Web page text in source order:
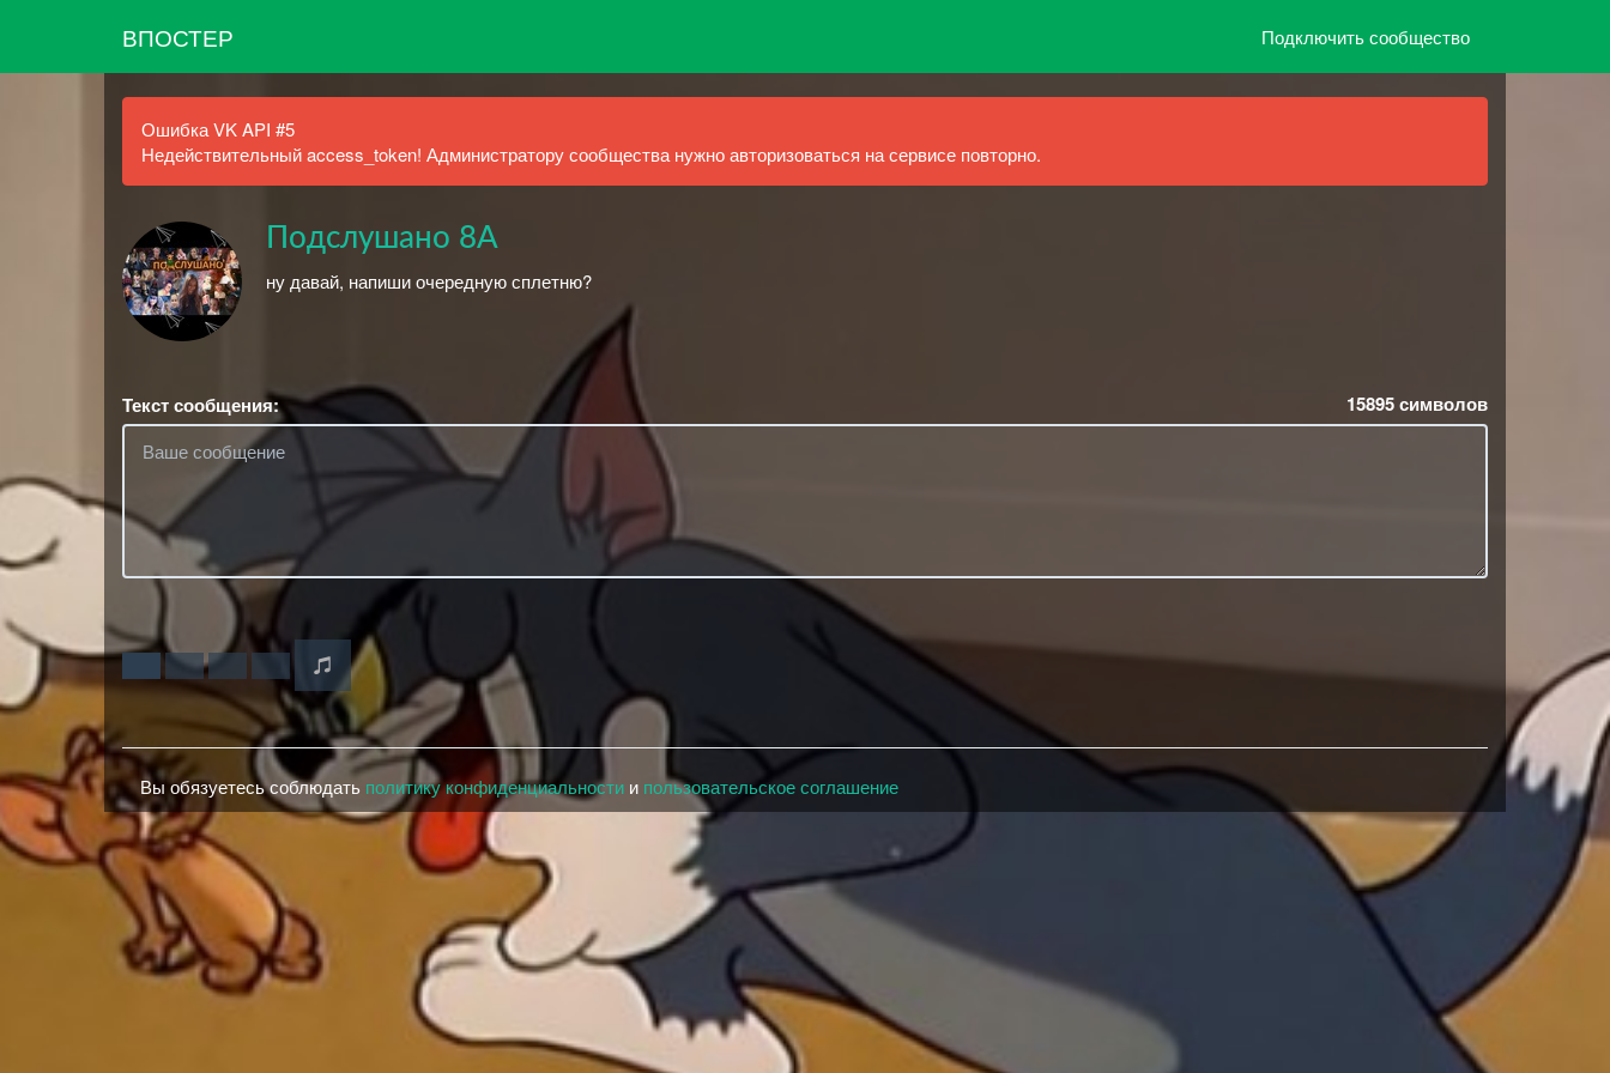
ВПОСТЕР Подключить сообщество
Ошибка VK API #5
Недействительный access_token! Администратору сообщества нужно авторизоваться на сервисе повторно.
Подслушано 8А
ну давай, напиши очередную сплетню?
Текст сообщения: 15895символов
Вы обязуетесь соблюдать политику конфиденциальности и пользовательское соглашение